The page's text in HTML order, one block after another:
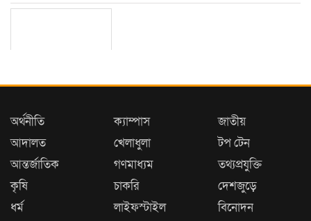
গোমস্তাপুরে জুলাই শহীদ দিবস
উখিয়ায় বিজিবির পৃথক অভিযানে
ইয়াবা ও সার জব্দ, আটক ৫
অর্থনীতি
আদালত
আন্তর্জাতিক
কৃষি
ক্যাম্পাস
খেলাধুলা
গণমাধ্যম
চাকরি
জাতীয়
টপ টেন
তথ্যপ্রযুক্তি
দেশজুড়ে
ধর্ম
লাইফস্টাইল বিনোদন